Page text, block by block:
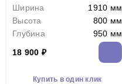
Ширина
1910 мм
Высота
800 мм
Глубина
950 мм
18 900 ₽
Купить в один клик